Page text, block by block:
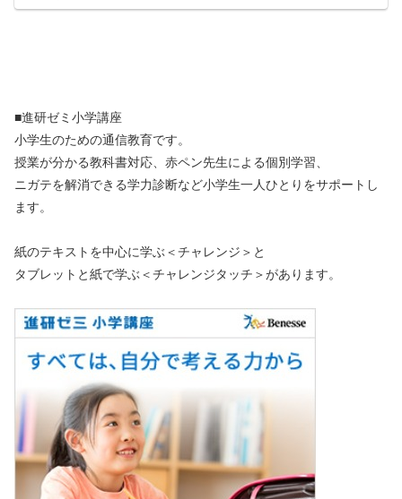
■進研ゼミ小学講座
小学生のための通信教育です。
授業が分かる教科書対応、赤ペン先生による個別学習、
ニガテを解消できる学力診断など小学生一人ひとりをサポートし
ます。
紙のテキストを中心に学ぶ＜チャレンジ＞と
タブレットと紙で学ぶ＜チャレンジタッチ＞があります。